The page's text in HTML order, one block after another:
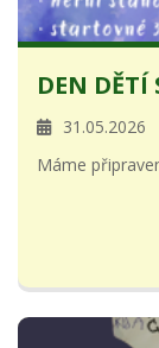
DEN DĚTÍ
31.05.2026
Máme